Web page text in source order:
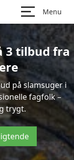
Menu
3 tilbud fra
på slamsuger i
fagfolk –
trygt.